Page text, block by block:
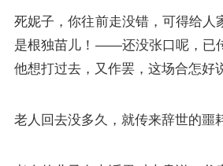
死妮子，你往前走没错，可得给人
是根独苗儿！——还没张口呢，已
他想打过去，又作罢，这场合怎好
老人回去没多久，就传来辞世的噩